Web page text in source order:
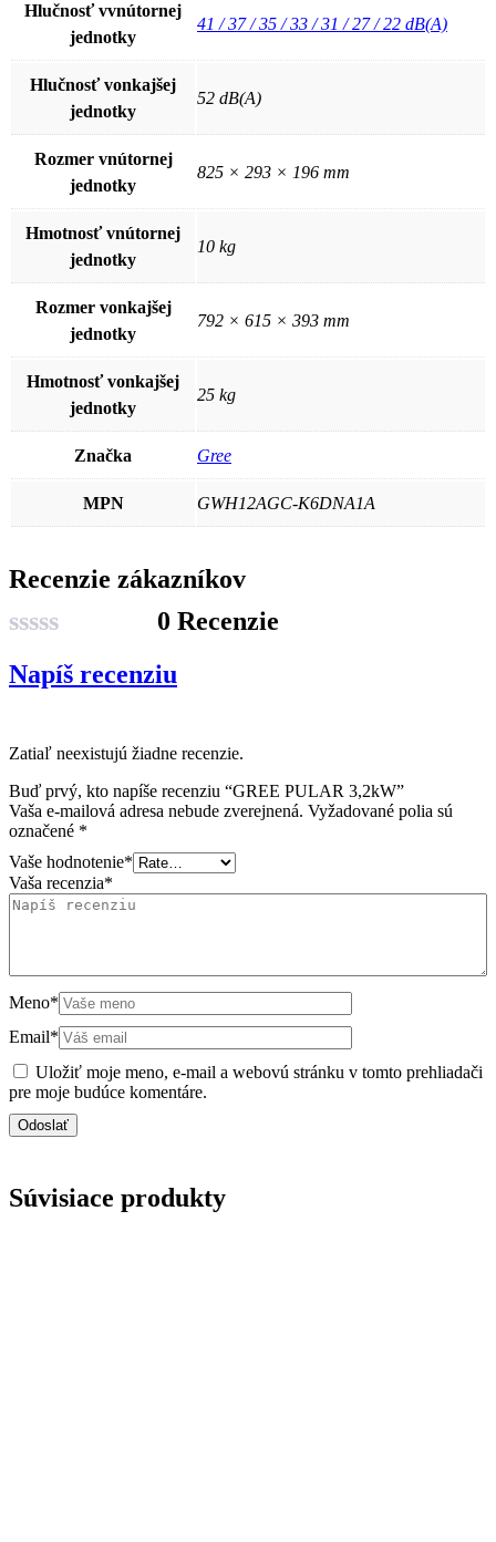
Hlučnosť vvnútornej
jednotky
41 / 37 / 35 / 33 / 31 / 27 / 22 dB(A)
Hlučnosť vonkajšej
jednotky
52 dB(A)
Rozmer vnútornej
jednotky
825 × 293 × 196 mm
Hmotnosť vnútornej
jednotky
10 kg
Rozmer vonkajšej
jednotky
792 × 615 × 393 mm
Hmotnosť vonkajšej
jednotky
25 kg
Značka Gree
MPN GWH12AGC-K6DNA1A
Recenzie zákazníkov
Hodnotenie
0
5
0 Recenzie
Napíš recenziu
Zatiaľ neexistujú žiadne recenzie.
Buď prvý, kto napíše recenziu “GREE PULAR 3,2kW”
Vaša e-mailová adresa nebude zverejnená. Vyžadované polia sú
označené *
Vaše hodnotenie*
Vaša recenzia*
Meno*
Email*
Uložiť moje meno, e-mail a webovú stránku v tomto prehliadači
pre moje budúce komentáre.
Súvisiace produkty